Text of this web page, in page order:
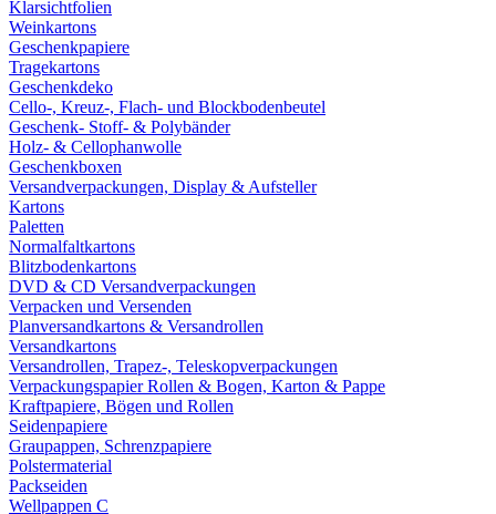
Klarsichtfolien
Weinkartons
Geschenkpapiere
Tragekartons
Geschenkdeko
Cello-, Kreuz-, Flach- und Blockbodenbeutel
Geschenk- Stoff- & Polybänder
Holz- & Cellophanwolle
Geschenkboxen
Versandverpackungen, Display & Aufsteller
Kartons
Paletten
Normalfaltkartons
Blitzbodenkartons
DVD & CD Versandverpackungen
Verpacken und Versenden
Planversandkartons & Versandrollen
Versandkartons
Versandrollen, Trapez-, Teleskopverpackungen
Verpackungspapier Rollen & Bogen, Karton & Pappe
Kraftpapiere, Bögen und Rollen
Seidenpapiere
Graupappen, Schrenzpapiere
Polstermaterial
Packseiden
Wellpappen C